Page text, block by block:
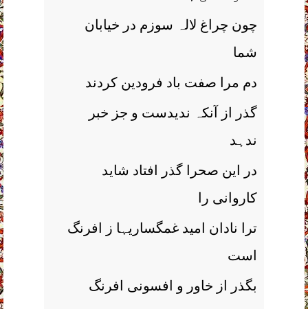
چون چراغ لالہ سوزم در خیابان
شما
دم مرا صفت باد فرودین کردند
گذر از آنکہ ندیدست و جز خبر
ندہد
در این صحرا گذر افتاد شاید
کاروانی را
ترا نادان امید غمگساریہا ز افرنگ
است
بگذر از خاور و افسونی افرنگ